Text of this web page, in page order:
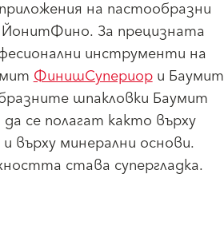
на пастообразни
За прецизната
инструменти на
ФинишСупериори Баумит
шпакловки Баумит
се полагат както върху
върху минерални основи.
става супергладка.